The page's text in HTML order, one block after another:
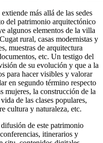
más allá de las sedes
del patrimonio arquitectónico
algunos elementos de la villa
rural, casas modernistas y
muestras de arquitectura
etc. Un testigo del
de su evolución y que a la
para hacer visibles y valorar
en segundo término respecto
mujeres, la construcción de la
de las clases populares,
cultura y naturaleza, etc.
de este patrimonio
itinerarios y